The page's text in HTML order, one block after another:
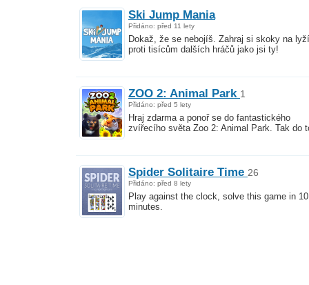
Ski Jump Mania
Přidáno: před 11 lety
Dokaž, že se nebojíš. Zahraj si skoky na
proti tisícům dalších hráčů jako jsi ty!
ZOO 2: Animal Park 1
Přidáno: před 5 lety
Hraj zdarma a ponoř se do fantastického
zvířecího světa Zoo 2: Animal Park. Tak do
Spider Solitaire Time 26
Přidáno: před 8 lety
Play against the clock, solve this game in 10
minutes.